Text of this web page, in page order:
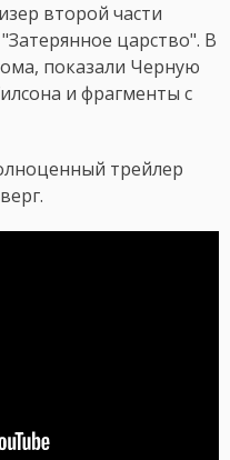
второй части
царство". В
показали Черную
и фрагменты с
трейлер